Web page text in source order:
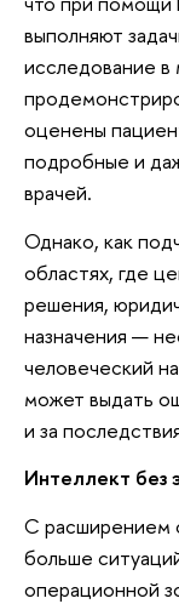
выполняют
исследование
оценены
подробные и
врачей.
Однако, как
областях, где
решения,
назначения —
человеческий
может выдать
и за
Интеллект без
С расширением
больше
операционной